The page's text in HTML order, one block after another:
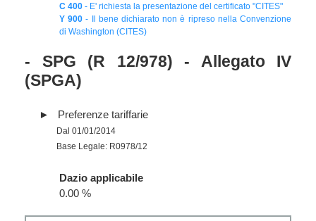
C 400 - E' richiesta la presentazione del certificato "CITES"
Y 900 - Il bene dichiarato non è ripreso nella Convenzione
di Washington (CITES)
- SPG (R 12/978) - Allegato IV
(SPGA)
Preferenze tariffarie
Dal 01/01/2014
Base Legale: R0978/12
Dazio applicabile
0.00 %